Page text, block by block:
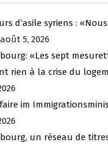
d’asile syriens :
août 5, 2026
«Les sept
rien à la crise du
im
un réseau de